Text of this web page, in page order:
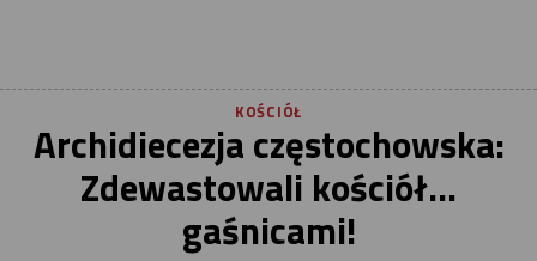
KOŚCIÓŁ
Archidiecezja częstochowska:
Zdewastowali kościół...
gaśnicami!